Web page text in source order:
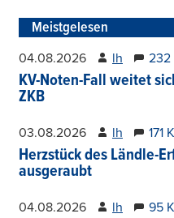
Meistgelesen
04.08.2026 lh 232
KV-Noten-Fall weitet
ZKB
03.08.2026 lh 171
Herzstück des Ländle-
ausgeraubt
04.08.2026 lh 95